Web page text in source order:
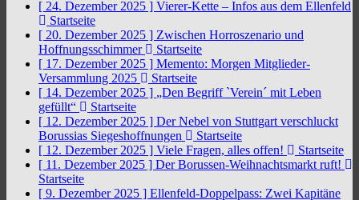
[ 24. Dezember 2025 ] Vierer-Kette – Infos aus dem Ellenfeld
Startseite
[ 20. Dezember 2025 ] Zwischen Horroszenario und
Hoffnungsschimmer
Startseite
[ 17. Dezember 2025 ] Memento: Morgen Mitglieder-
Versammlung 2025
Startseite
[ 14. Dezember 2025 ] „Den Begriff `Verein´ mit Leben
gefüllt“
Startseite
[ 12. Dezember 2025 ] Der Nebel von Stuttgart verschluckt
Borussias Siegeshoffnungen
Startseite
[ 12. Dezember 2025 ] Viele Fragen, alles offen!
Startseite
[ 11. Dezember 2025 ] Der Borussen-Weihnachtsmarkt ruft!
Startseite
[ 9. Dezember 2025 ] Ellenfeld-Doppelpass: Zwei Kapitäne